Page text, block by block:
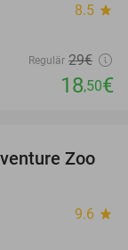
8.5 star
Regulär 29€
18,50€
24%
Zoo
9.6 star